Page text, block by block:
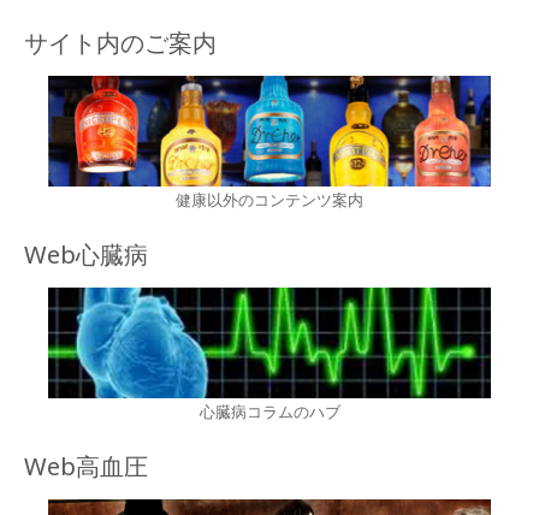
サイト内のご案内
健康以外のコンテンツ案内
Web心臓病
心臓病コラムのハブ
Web高血圧